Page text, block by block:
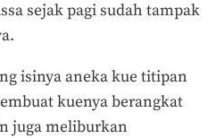
sejak pagi sudah tampak
isinya aneka kue titipan
kuenya berangkat
juga meliburkan